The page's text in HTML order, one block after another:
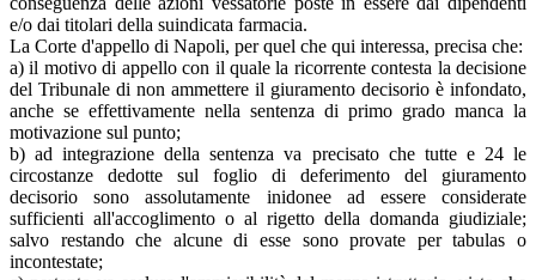
e/o dai titolari della suindicata farmacia.
La Corte d'appello di Napoli, per quel che qui interessa, precisa che:
a) il motivo di appello con il quale la ricorrente contesta la decisione
del Tribunale di non ammettere il giuramento decisorio è infondato,
anche se effettivamente nella sentenza di primo grado manca la
motivazione sul punto;
b) ad integrazione della sentenza va precisato che tutte e 24 le
circostanze dedotte sul foglio di deferimento del giuramento
decisorio sono assolutamente inidonee ad essere considerate
sufficienti all'accoglimento o al rigetto della domanda giudiziale;
salvo restando che alcune di esse sono provate per tabulas o
incontestate;